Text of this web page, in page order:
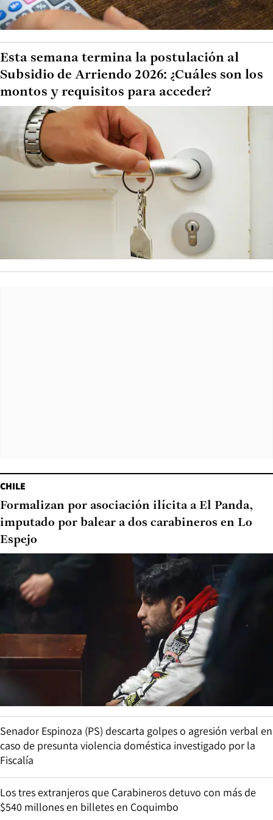
Esta semana termina la postulación al
Subsidio de Arriendo 2026: ¿Cuáles son los
montos y requisitos para acceder?
CHILE
Formalizan por asociación ilícita a El Panda,
imputado por balear a dos carabineros en Lo
Espejo
Senador Espinoza (PS) descarta golpes o agresión verbal en
caso de presunta violencia doméstica investigado por la
Fiscalía
Los tres extranjeros que Carabineros detuvo con más de
$540 millones en billetes en Coquimbo